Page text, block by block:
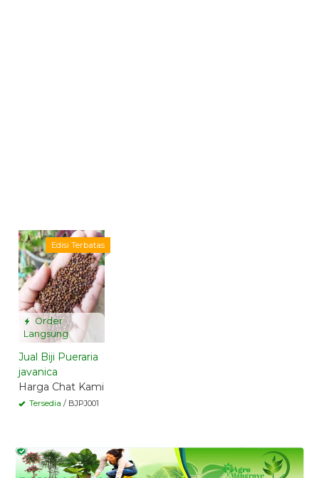
Order
Langsung
Edisi Terbatas
Jual Biji Pueraria
javanica
Harga Chat Kami
Tersedia / BJPJ001